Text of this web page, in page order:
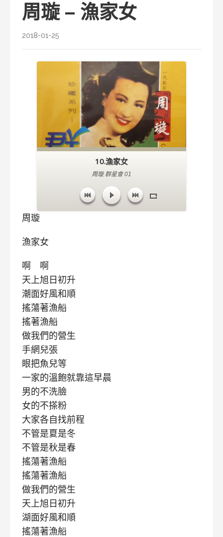
周璇 – 漁家女
2018-01-25
10.漁家女
周璇 群星會 01
周璇
漁家女
啊 啊
天上旭日初升
潮面好風和順
搖蕩著漁船
搖著漁船
做我們的營生
手網兒張
眼把魚兒等
一家的溫飽就靠這早晨
男的不洗臉
女的不搽粉
大家各自找前程
不管是夏是冬
不管是秋是春
搖蕩著漁船
搖蕩著漁船
做我們的營生
天上旭日初升
湖面好風和順
搖蕩著漁船